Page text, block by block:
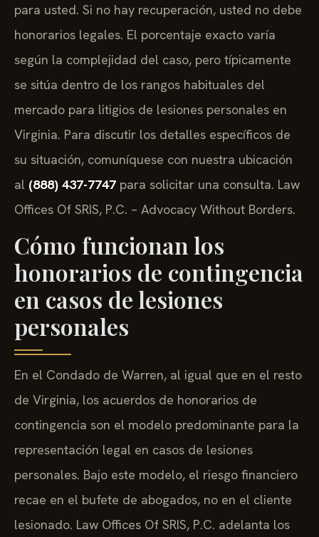
para usted. Si no hay recuperación, usted no debe
honorarios legales. El porcentaje exacto varía
según la complejidad del caso, pero típicamente
se sitúa dentro de los rangos habituales del
mercado para litigios de lesiones personales en
Virginia. Para discutir los detalles específicos de
su situación, comuníquese con nuestra ubicación
al (888) 437-7747 para solicitar una consulta. Law
Offices Of SRIS, P.C. – Advocacy Without Borders.
Cómo funcionan los
honorarios de contingencia
en casos de lesiones
personales
En el Condado de Warren, al igual que en el resto
de Virginia, los acuerdos de honorarios de
contingencia son el modelo predominante para la
representación legal en casos de lesiones
personales. Bajo este modelo, el riesgo financiero
recae en el bufete de abogados, no en el cliente
lesionado. Law Offices Of SRIS, P.C. adelanta los